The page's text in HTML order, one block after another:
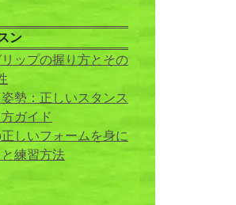
ン
ップの握り方とその
勢：正しいスタンス
ガイド
しいフォームを身に
練習方法